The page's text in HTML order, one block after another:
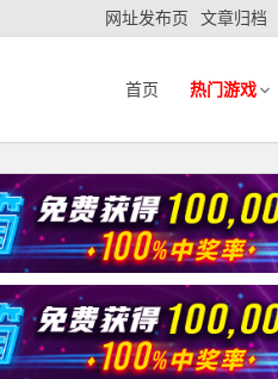
网址发布页 文章归档
首页 热门游戏